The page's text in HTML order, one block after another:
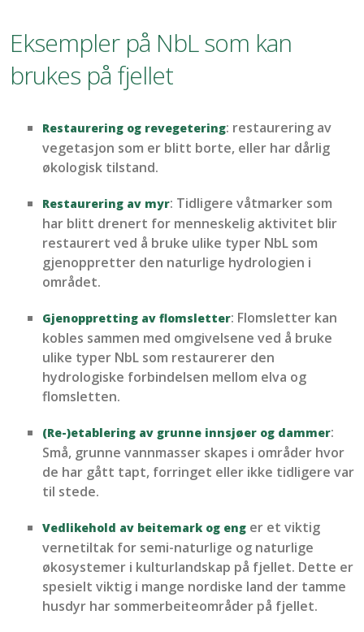
Eksempler på NbL som kan
brukes på fjellet
Restaurering og revegetering: restaurering av
vegetasjon som er blitt borte, eller har dårlig
økologisk tilstand.
Restaurering av myr: Tidligere våtmarker som
har blitt drenert for menneskelig aktivitet blir
restaurert ved å bruke ulike typer NbL som
gjenoppretter den naturlige hydrologien i
området.
Gjenoppretting av flomsletter: Flomsletter kan
kobles sammen med omgivelsene ved å bruke
ulike typer NbL som restaurerer den
hydrologiske forbindelsen mellom elva og
flomsletten.
(Re-)etablering av grunne innsjøer og dammer:
Små, grunne vannmasser skapes i områder hvor
de har gått tapt, forringet eller ikke tidligere var
til stede.
Vedlikehold av beitemark og eng er et viktig
vernetiltak for semi-naturlige og naturlige
økosystemer i kulturlandskap på fjellet. Dette er
spesielt viktig i mange nordiske land der tamme
husdyr har sommerbeiteområder på fjellet.